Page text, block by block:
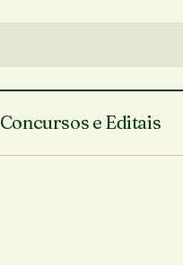
Concursos e Editais